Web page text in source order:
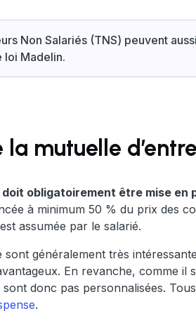
Non Salariés (TNS) peuvent
loi Madelin.
la mutuelle
doit obligatoirement être mise
à minimum 50 % du prix des
assumée par le salarié.
sont généralement très
En revanche, comme il
donc pas personnalisées.
.